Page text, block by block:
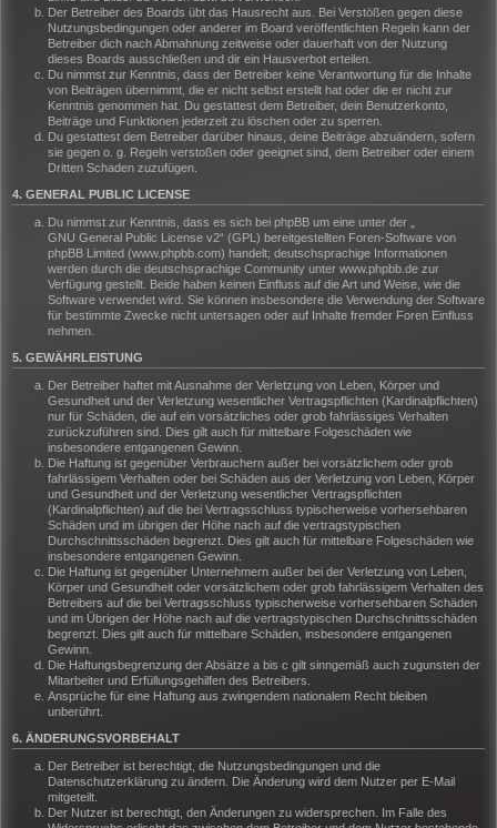
Der Betreiber des Boards übt das Hausrecht aus. Bei Verstößen gegen diese
Nutzungsbedingungen oder anderer im Board veröffentlichten Regeln kann der
Betreiber dich nach Abmahnung zeitweise oder dauerhaft von der Nutzung
dieses Boards ausschließen und dir ein Hausverbot erteilen.
Du nimmst zur Kenntnis, dass der Betreiber keine Verantwortung für die Inhalte
von Beiträgen übernimmt, die er nicht selbst erstellt hat oder die er nicht zur
Kenntnis genommen hat. Du gestattest dem Betreiber, dein Benutzerkonto,
Beiträge und Funktionen jederzeit zu löschen oder zu sperren.
Du gestattest dem Betreiber darüber hinaus, deine Beiträge abzuändern, sofern
sie gegen o. g. Regeln verstoßen oder geeignet sind, dem Betreiber oder einem
Dritten Schaden zuzufügen.
4. GENERAL PUBLIC LICENSE
Du nimmst zur Kenntnis, dass es sich bei phpBB um eine unter der „
GNU General Public License v2“ (GPL) bereitgestellten Foren-Software von
phpBB Limited (www.phpbb.com) handelt; deutschsprachige Informationen
werden durch die deutschsprachige Community unter www.phpbb.de zur
Verfügung gestellt. Beide haben keinen Einfluss auf die Art und Weise, wie die
Software verwendet wird. Sie können insbesondere die Verwendung der Software
für bestimmte Zwecke nicht untersagen oder auf Inhalte fremder Foren Einfluss
nehmen.
5. GEWÄHRLEISTUNG
Der Betreiber haftet mit Ausnahme der Verletzung von Leben, Körper und
Gesundheit und der Verletzung wesentlicher Vertragspflichten (Kardinalpflichten)
nur für Schäden, die auf ein vorsätzliches oder grob fahrlässiges Verhalten
zurückzuführen sind. Dies gilt auch für mittelbare Folgeschäden wie
insbesondere entgangenen Gewinn.
Die Haftung ist gegenüber Verbrauchern außer bei vorsätzlichem oder grob
fahrlässigem Verhalten oder bei Schäden aus der Verletzung von Leben, Körper
und Gesundheit und der Verletzung wesentlicher Vertragspflichten
(Kardinalpflichten) auf die bei Vertragsschluss typischerweise vorhersehbaren
Schäden und im übrigen der Höhe nach auf die vertragstypischen
Durchschnittsschäden begrenzt. Dies gilt auch für mittelbare Folgeschäden wie
insbesondere entgangenen Gewinn.
Die Haftung ist gegenüber Unternehmern außer bei der Verletzung von Leben,
Körper und Gesundheit oder vorsätzlichem oder grob fahrlässigem Verhalten des
Betreibers auf die bei Vertragsschluss typischerweise vorhersehbaren Schäden
und im Übrigen der Höhe nach auf die vertragstypischen Durchschnittsschäden
begrenzt. Dies gilt auch für mittelbare Schäden, insbesondere entgangenen
Gewinn.
Die Haftungsbegrenzung der Absätze a bis c gilt sinngemäß auch zugunsten der
Mitarbeiter und Erfüllungsgehilfen des Betreibers.
Ansprüche für eine Haftung aus zwingendem nationalem Recht bleiben
unberührt.
6. ÄNDERUNGSVORBEHALT
Der Betreiber ist berechtigt, die Nutzungsbedingungen und die
Datenschutzerklärung zu ändern. Die Änderung wird dem Nutzer per E-Mail
mitgeteilt.
Der Nutzer ist berechtigt, den Änderungen zu widersprechen. Im Falle des